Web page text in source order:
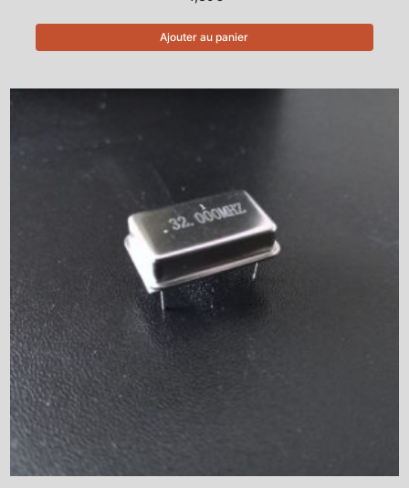
Ajouter au panier